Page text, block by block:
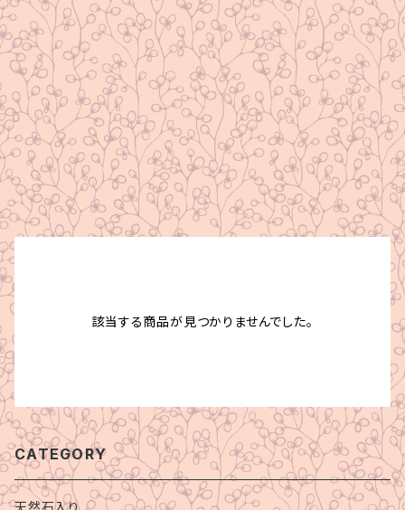
該当する商品が見つかりませんでした。
CATEGORY
天然石入り